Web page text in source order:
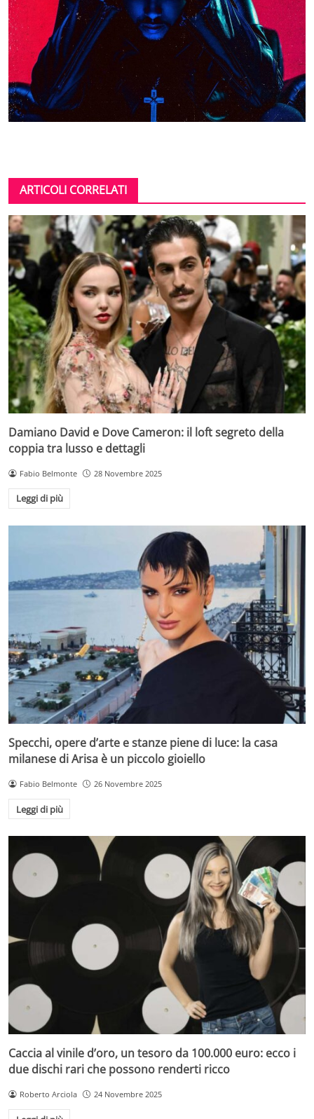
ARTICOLI CORRELATI
Damiano David e Dove Cameron: il loft segreto della
coppia tra lusso e dettagli
Fabio Belmonte 28 Novembre 2025
Leggi di più
Specchi, opere d’arte e stanze piene di luce: la casa
milanese di Arisa è un piccolo gioiello
Fabio Belmonte 26 Novembre 2025
Leggi di più
Caccia al vinile d’oro, un tesoro da 100.000 euro: ecco i
due dischi rari che possono renderti ricco
Roberto Arciola 24 Novembre 2025